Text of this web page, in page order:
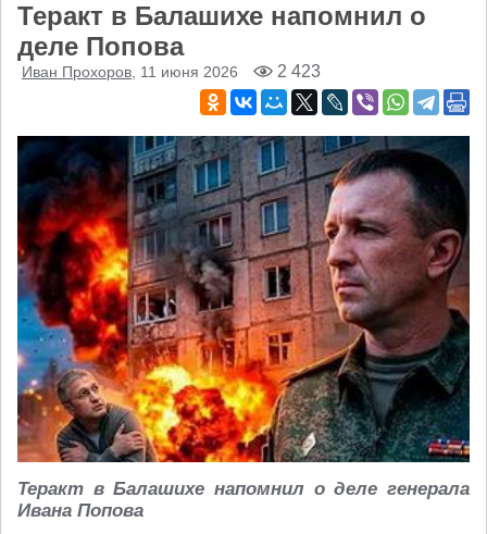
Теракт в Балашихе напомнил о
деле Попова
Иван Прохоров , 11 июня 2026 2 423
Теракт в Балашихе напомнил о деле генерала
Ивана Попова